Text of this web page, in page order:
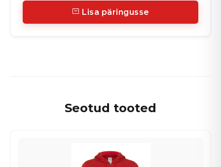
Lisa päringusse
Seotud tooted